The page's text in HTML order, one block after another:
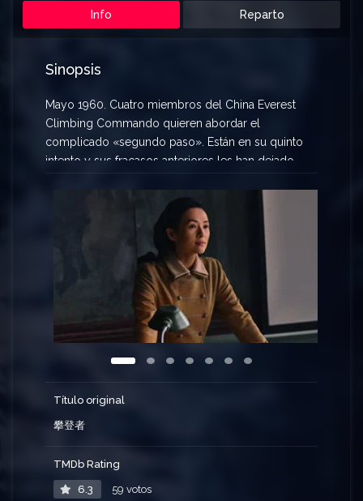
Info Reparto
Sinopsis
Mayo 1960. Cuatro miembros del China Everest
Climbing Commando quieren abordar el
complicado «segundo paso». Están en su quinto
intento y sus fracasos anteriores les han dejado
Título original
攀登者
TMDb Rating
6.3 59 votos